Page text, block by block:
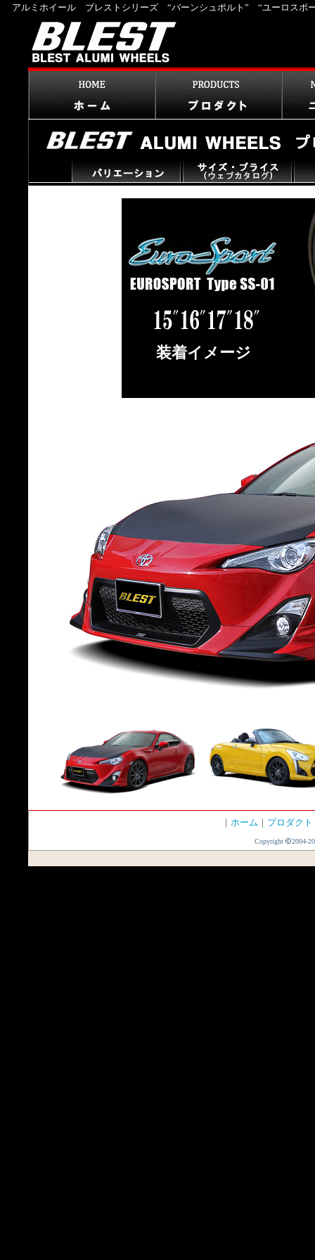
アルミホイール ブレストシリーズ “バーンシュポルト” “ユーロスポ
装着イメージ
｜ ホーム ｜ プロダクト
Copyright 2004-